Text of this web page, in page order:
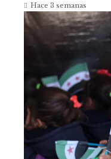
Hace 3 semanas